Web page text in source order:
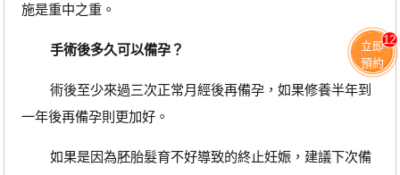
施是重中之重。
手術後多久可以備孕？
術後至少來過三次正常月經後再備孕，如果修養半年到
一年後再備孕則更加好。
如果是因為胚胎髮育不好導致的終止妊娠，建議下次備
立即
預約
12